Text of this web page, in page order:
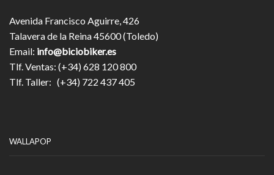
Avenida Francisco Aguirre, 426
Talavera de la Reina 45600 (Toledo)
Email: info@biciobiker.es
Tlf. Ventas: (+34) 628 120 800
Tlf. Taller: (+34) 722 437 405
WALLAPOP